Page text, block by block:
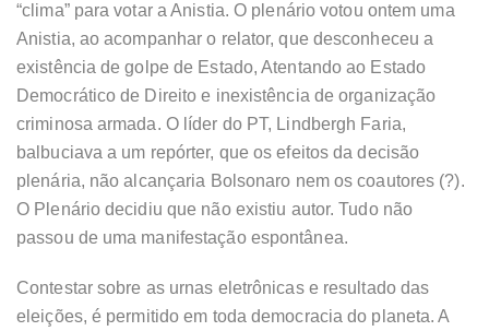
“clima” para votar a Anistia. O plenário votou ontem uma
Anistia, ao acompanhar o relator, que desconheceu a
existência de golpe de Estado, Atentando ao Estado
Democrático de Direito e inexistência de organização
criminosa armada. O líder do PT, Lindbergh Faria,
balbuciava a um repórter, que os efeitos da decisão
plenária, não alcançaria Bolsonaro nem os coautores (?).
O Plenário decidiu que não existiu autor. Tudo não
passou de uma manifestação espontânea.
Contestar sobre as urnas eletrônicas e resultado das
eleições, é permitido em toda democracia do planeta. A